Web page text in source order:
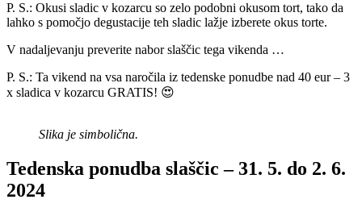
P. S.: Okusi sladic v kozarcu so zelo podobni okusom tort, tako da
lahko s pomočjo degustacije teh sladic lažje izberete okus torte.
V nadaljevanju preverite nabor slaščic tega vikenda …
P. S.: Ta vikend na vsa naročila iz tedenske ponudbe nad 40 eur – 3
x sladica v kozarcu GRATIS! 😍
Slika je simbolična.
Tedenska ponudba slaščic – 31. 5. do 2. 6.
2024